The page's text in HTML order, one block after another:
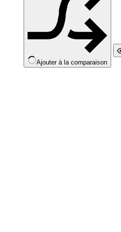
Ajouter à la comparaison